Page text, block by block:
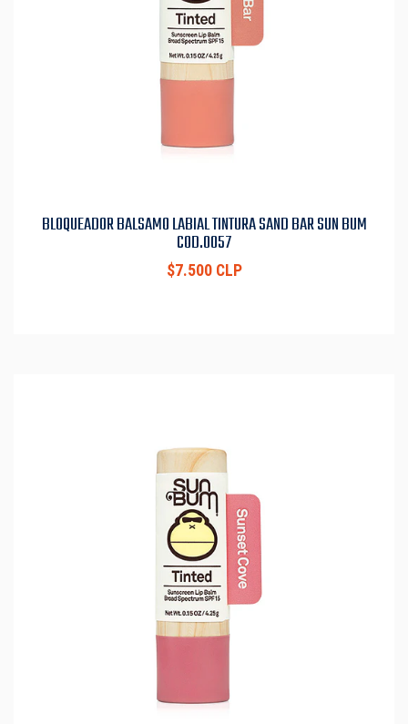
BLOQUEADOR BALSAMO LABIAL TINTURA SAND BAR SUN BUM
COD.0057
$7.500 CLP